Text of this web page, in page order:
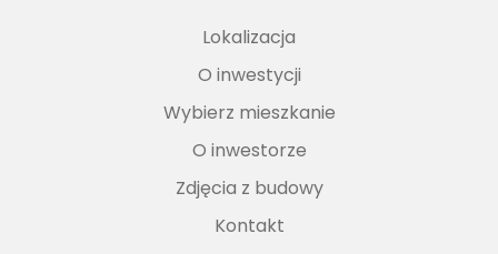
Wybierz lokal
O inwestorze
Lokalizacja
O inwestycji
Wybierz mieszkanie
O inwestorze
Zdjęcia z budowy
Kontakt